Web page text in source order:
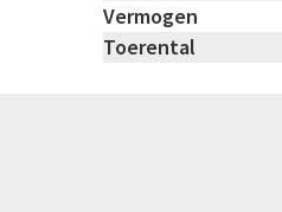
Vermogen
Toerental